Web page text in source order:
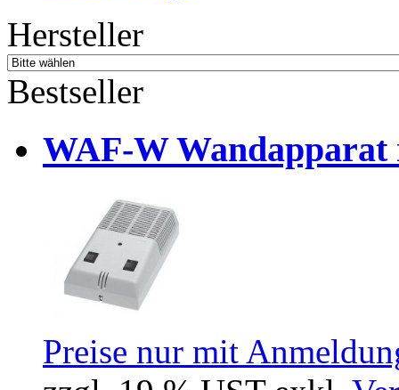
Hersteller
Bestseller
WAF-W Wandapparat
Preise nur mit